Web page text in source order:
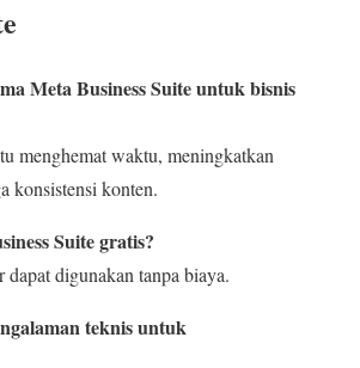
Meta Business Suite untuk bisnis
menghemat waktu, meningkatkan
konsistensi konten.
Suite gratis?
dapat digunakan tanpa biaya.
teknis untuk